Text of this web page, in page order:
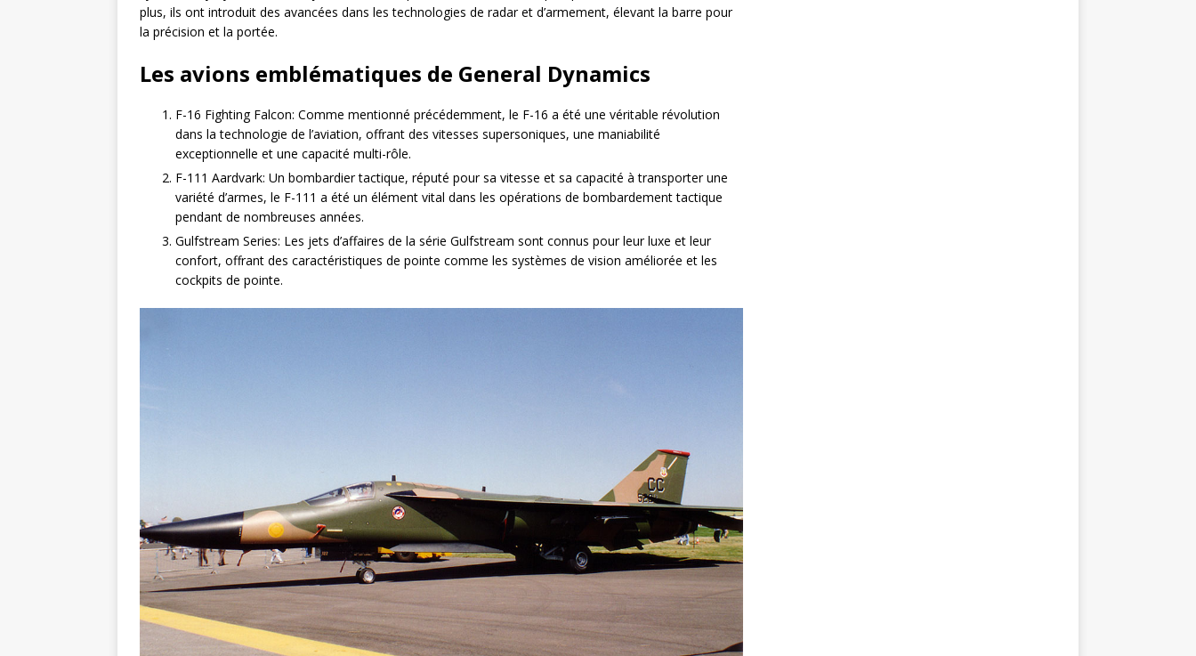
plus, ils ont introduit des avancées dans les technologies de radar et d’armement, élevant la barre pour
la précision et la portée.
Les avions emblématiques de General Dynamics
F-16 Fighting Falcon: Comme mentionné précédemment, le F-16 a été une véritable révolution
dans la technologie de l’aviation, offrant des vitesses supersoniques, une maniabilité
exceptionnelle et une capacité multi-rôle.
F-111 Aardvark: Un bombardier tactique, réputé pour sa vitesse et sa capacité à transporter une
variété d’armes, le F-111 a été un élément vital dans les opérations de bombardement tactique
pendant de nombreuses années.
Gulfstream Series: Les jets d’affaires de la série Gulfstream sont connus pour leur luxe et leur
confort, offrant des caractéristiques de pointe comme les systèmes de vision améliorée et les
cockpits de pointe.